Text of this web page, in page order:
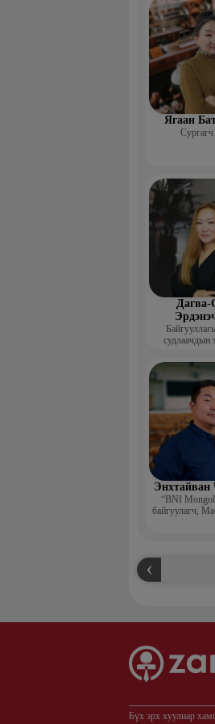
Ягаан
судлаачдын
Энхтайван
“BNI
байгуулагч,
Бүх эрх хуулиар